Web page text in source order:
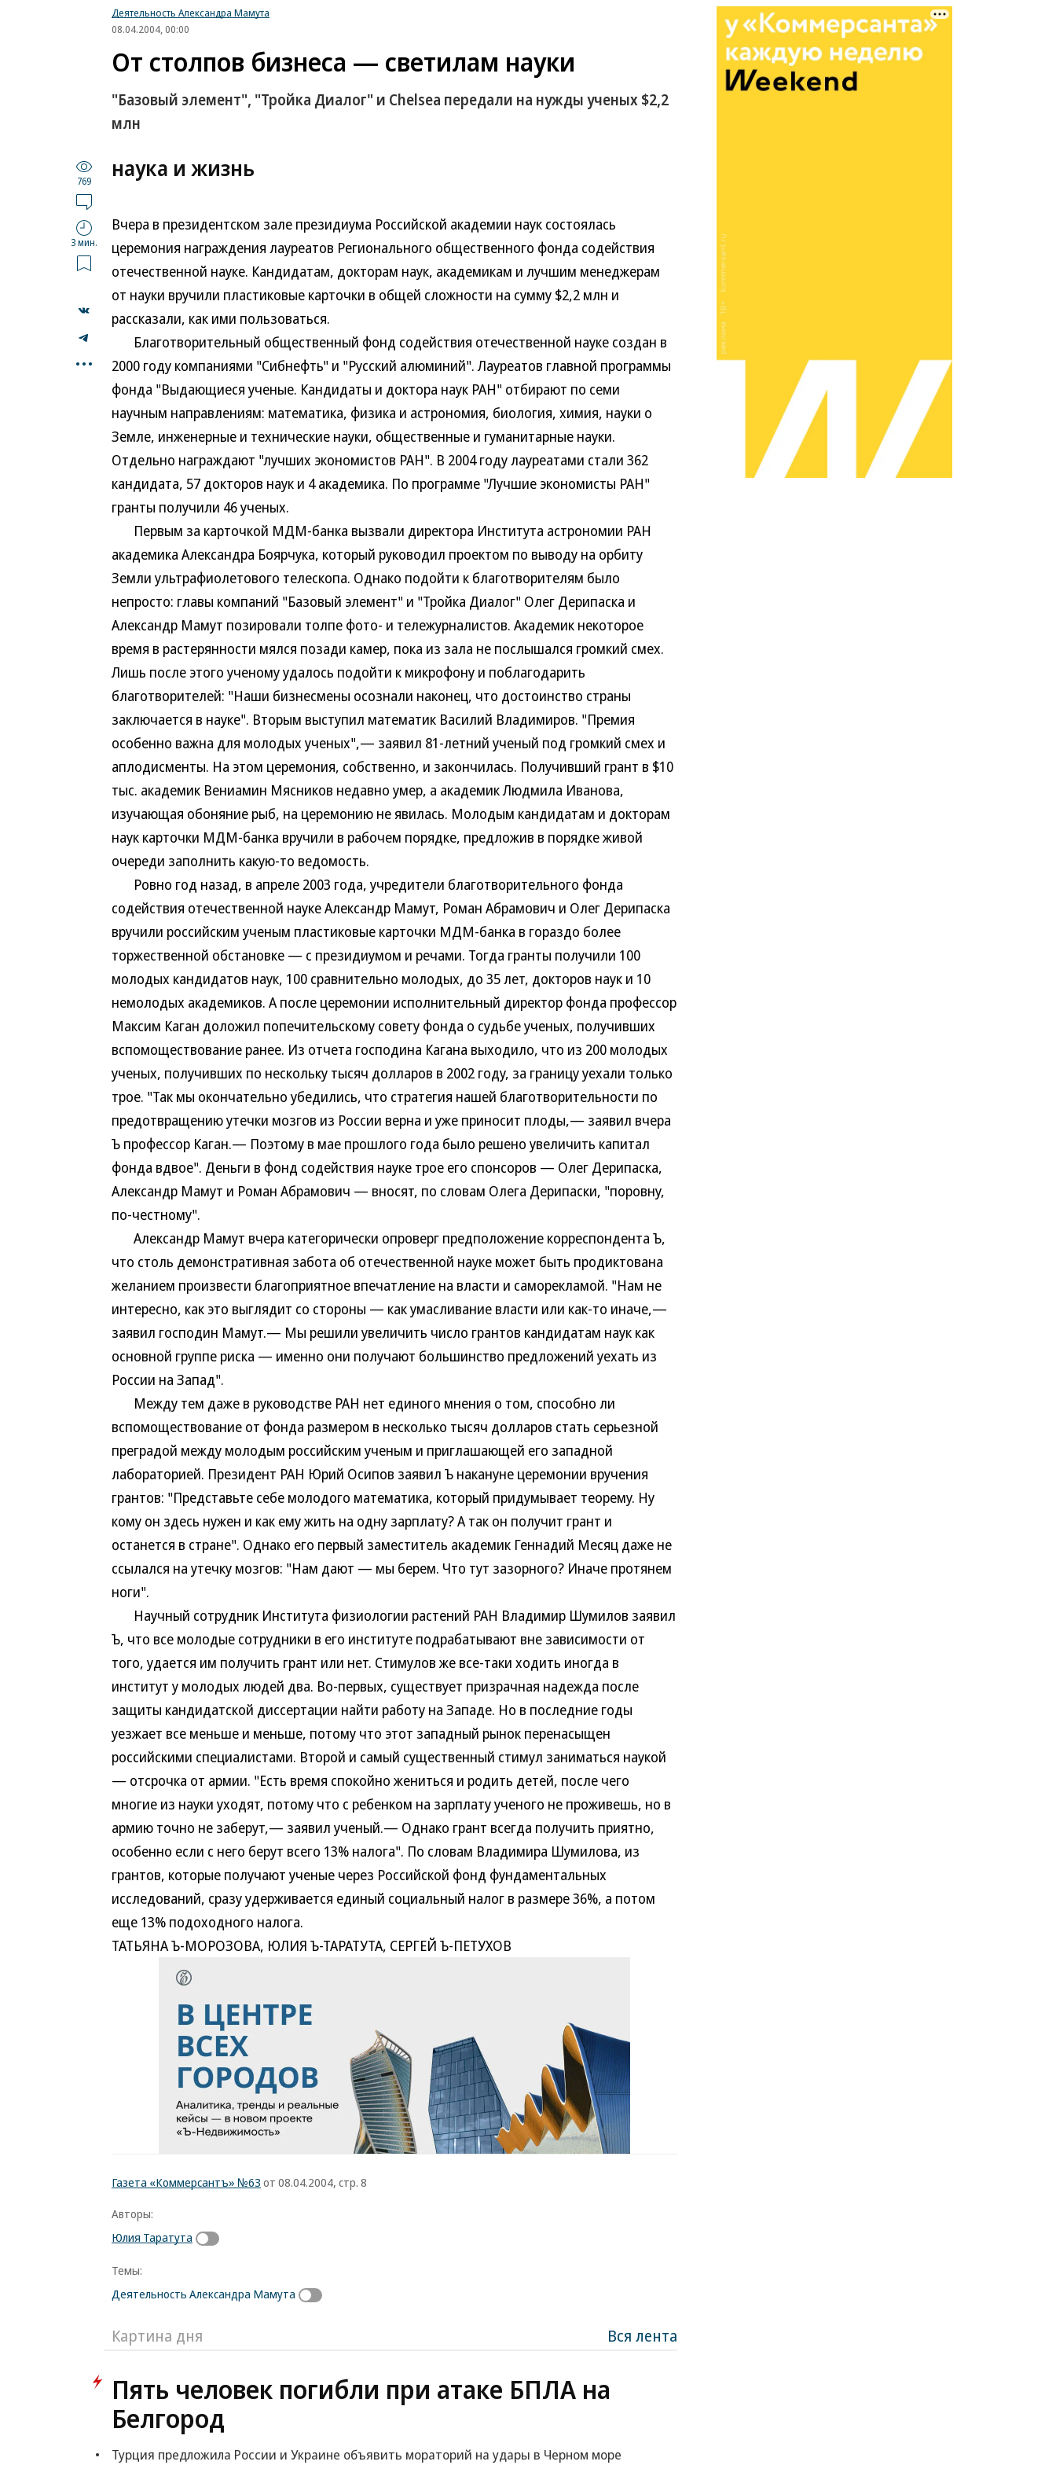
Деятельность Александра Мамута
08.04.2004, 00:00
От столпов бизнеса — светилам науки
"Базовый элемент", "Тройка Диалог" и Chelsea передали на нужды ученых $2,2
млн
769
3 мин.
...
наука и жизнь
Вчера в президентском зале президиума Российской академии наук состоялась
церемония награждения лауреатов Регионального общественного фонда содействия
отечественной науке. Кандидатам, докторам наук, академикам и лучшим менеджерам
от науки вручили пластиковые карточки в общей сложности на сумму $2,2 млн и
рассказали, как ими пользоваться.
Благотворительный общественный фонд содействия отечественной науке создан в
2000 году компаниями "Сибнефть" и "Русский алюминий". Лауреатов главной программы
фонда "Выдающиеся ученые. Кандидаты и доктора наук РАН" отбирают по семи
научным направлениям: математика, физика и астрономия, биология, химия, науки о
Земле, инженерные и технические науки, общественные и гуманитарные науки.
Отдельно награждают "лучших экономистов РАН". В 2004 году лауреатами стали 362
кандидата, 57 докторов наук и 4 академика. По программе "Лучшие экономисты РАН"
гранты получили 46 ученых.
Первым за карточкой МДМ-банка вызвали директора Института астрономии РАН
академика Александра Боярчука, который руководил проектом по выводу на орбиту
Земли ультрафиолетового телескопа. Однако подойти к благотворителям было
непросто: главы компаний "Базовый элемент" и "Тройка Диалог" Олег Дерипаска и
Александр Мамут позировали толпе фото- и тележурналистов. Академик некоторое
время в растерянности мялся позади камер, пока из зала не послышался громкий смех.
Лишь после этого ученому удалось подойти к микрофону и поблагодарить
благотворителей: "Наши бизнесмены осознали наконец, что достоинство страны
заключается в науке". Вторым выступил математик Василий Владимиров. "Премия
особенно важна для молодых ученых",— заявил 81-летний ученый под громкий смех и
аплодисменты. На этом церемония, собственно, и закончилась. Получивший грант в $10
тыс. академик Вениамин Мясников недавно умер, а академик Людмила Иванова,
изучающая обоняние рыб, на церемонию не явилась. Молодым кандидатам и докторам
наук карточки МДМ-банка вручили в рабочем порядке, предложив в порядке живой
очереди заполнить какую-то ведомость.
Ровно год назад, в апреле 2003 года, учредители благотворительного фонда
содействия отечественной науке Александр Мамут, Роман Абрамович и Олег Дерипаска
вручили российским ученым пластиковые карточки МДМ-банка в гораздо более
торжественной обстановке — с президиумом и речами. Тогда гранты получили 100
молодых кандидатов наук, 100 сравнительно молодых, до 35 лет, докторов наук и 10
немолодых академиков. А после церемонии исполнительный директор фонда профессор
Максим Каган доложил попечительскому совету фонда о судьбе ученых, получивших
вспомоществование ранее. Из отчета господина Кагана выходило, что из 200 молодых
ученых, получивших по нескольку тысяч долларов в 2002 году, за границу уехали только
трое. "Так мы окончательно убедились, что стратегия нашей благотворительности по
предотвращению утечки мозгов из России верна и уже приносит плоды,— заявил вчера
Ъ профессор Каган.— Поэтому в мае прошлого года было решено увеличить капитал
фонда вдвое". Деньги в фонд содействия науке трое его спонсоров — Олег Дерипаска,
Александр Мамут и Роман Абрамович — вносят, по словам Олега Дерипаски, "поровну,
по-честному".
Александр Мамут вчера категорически опроверг предположение корреспондента Ъ,
что столь демонстративная забота об отечественной науке может быть продиктована
желанием произвести благоприятное впечатление на власти и саморекламой. "Нам не
интересно, как это выглядит со стороны — как умасливание власти или как-то иначе,—
заявил господин Мамут.— Мы решили увеличить число грантов кандидатам наук как
основной группе риска — именно они получают большинство предложений уехать из
России на Запад".
Между тем даже в руководстве РАН нет единого мнения о том, способно ли
вспомоществование от фонда размером в несколько тысяч долларов стать серьезной
преградой между молодым российским ученым и приглашающей его западной
лабораторией. Президент РАН Юрий Осипов заявил Ъ накануне церемонии вручения
грантов: "Представьте себе молодого математика, который придумывает теорему. Ну
кому он здесь нужен и как ему жить на одну зарплату? А так он получит грант и
останется в стране". Однако его первый заместитель академик Геннадий Месяц даже не
ссылался на утечку мозгов: "Нам дают — мы берем. Что тут зазорного? Иначе протянем
ноги".
Научный сотрудник Института физиологии растений РАН Владимир Шумилов заявил
Ъ, что все молодые сотрудники в его институте подрабатывают вне зависимости от
того, удается им получить грант или нет. Стимулов же все-таки ходить иногда в
институт у молодых людей два. Во-первых, существует призрачная надежда после
защиты кандидатской диссертации найти работу на Западе. Но в последние годы
уезжает все меньше и меньше, потому что этот западный рынок перенасыщен
российскими специалистами. Второй и самый существенный стимул заниматься наукой
— отсрочка от армии. "Есть время спокойно жениться и родить детей, после чего
многие из науки уходят, потому что с ребенком на зарплату ученого не проживешь, но в
армию точно не заберут,— заявил ученый.— Однако грант всегда получить приятно,
особенно если с него берут всего 13% налога". По словам Владимира Шумилова, из
грантов, которые получают ученые через Российской фонд фундаментальных
исследований, сразу удерживается единый социальный налог в размере 36%, а потом
еще 13% подоходного налога.
ТАТЬЯНА Ъ-МОРОЗОВА, ЮЛИЯ Ъ-ТАРАТУТА, СЕРГЕЙ Ъ-ПЕТУХОВ
Газета «Коммерсантъ» №63 от 08.04.2004, стр. 8
Авторы:
Юлия Таратута
Темы:
Деятельность Александра Мамута
Картина дня Вся лента
Пять человек погибли при атаке БПЛА на
Белгород
Турция предложила России и Украине объявить мораторий на удары в Черном море